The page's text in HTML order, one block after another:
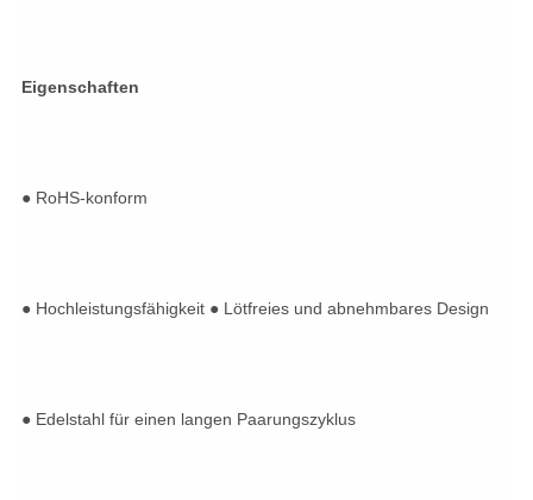
Eigenschaften
● RoHS-konform
● Hochleistungsfähigkeit ● Lötfreies und abnehmbares Design
● Edelstahl für einen langen Paarungszyklus